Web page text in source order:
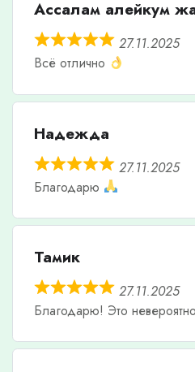
Ассалам алейкум
27.11.2025
Всё отлично
Надежда
27.11.2025
Благодарю
Тамик
27.11.2025
Благодарю! Это